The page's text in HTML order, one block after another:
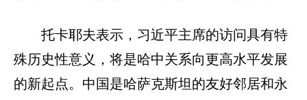
托卡耶夫表示，习近平主席的访问具有特
殊历史性意义，将是哈中关系向更高水平发展
的新起点。中国是哈萨克斯坦的友好邻居和永